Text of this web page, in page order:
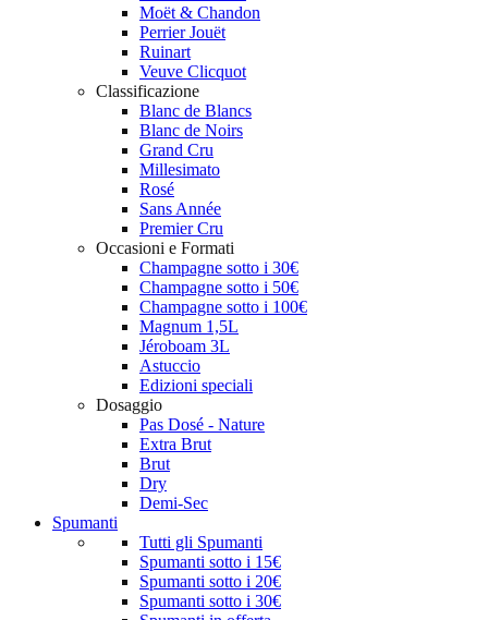
Moët & Chandon
Perrier Jouët
Ruinart
Veuve Clicquot
Classificazione
Blanc de Blancs
Blanc de Noirs
Grand Cru
Millesimato
Rosé
Sans Année
Premier Cru
Occasioni e Formati
Champagne sotto i 30€
Champagne sotto i 50€
Champagne sotto i 100€
Magnum 1,5L
Jéroboam 3L
Astuccio
Edizioni speciali
Dosaggio
Pas Dosé - Nature
Extra Brut
Brut
Dry
Demi-Sec
Spumanti
Tutti gli Spumanti
Spumanti sotto i 15€
Spumanti sotto i 20€
Spumanti sotto i 30€